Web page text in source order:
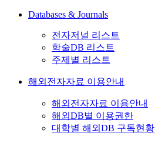
Databases & Journals
전자저널 리스트
학술DB 리스트
주제별 리스트
해외전자자료 이용안내
해외전자자료 이용안내
해외DB별 이용권한
대학별 해외DB 구독현황